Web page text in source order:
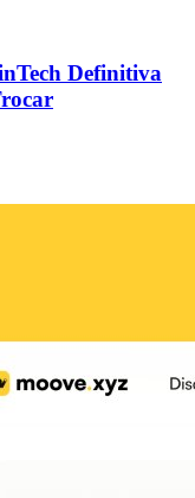
Definitiva